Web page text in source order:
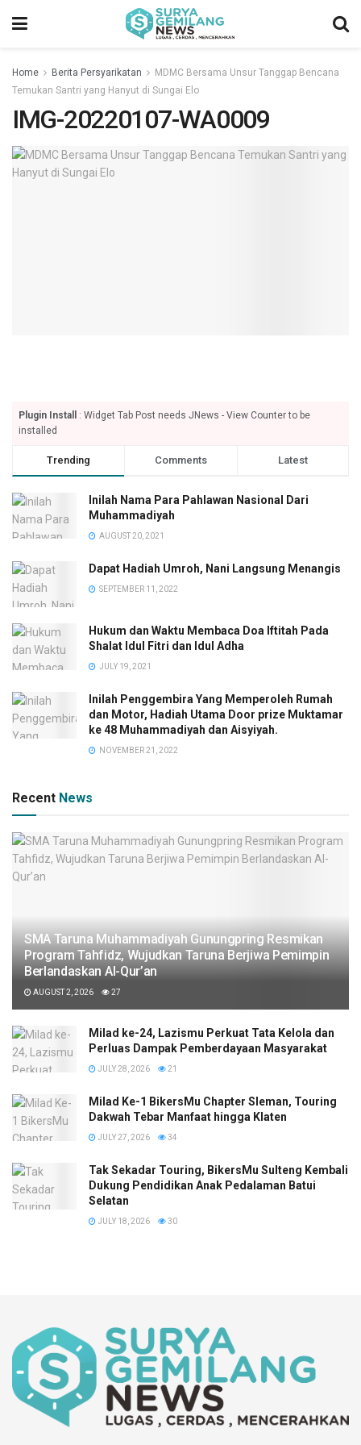
Home Berita Persyarikatan
MDMC Bersama Unsur Tanggap Bencana
Temukan Santri yang Hanyut di Sungai Elo
IMG-20220107-WA0009
Plugin Install
: Widget Tab Post needs JNews - View Counter to be
installed
Trending Comments Latest
Inilah Nama Para Pahlawan Nasional Dari
Muhammadiyah
AUGUST 20, 2021
Dapat Hadiah Umroh, Nani Langsung Menangis
SEPTEMBER 11, 2022
Hukum dan Waktu Membaca Doa Iftitah Pada
Shalat Idul Fitri dan Idul Adha
JULY 19, 2021
Inilah Penggembira Yang Memperoleh Rumah
dan Motor, Hadiah Utama Door prize Muktamar
ke 48 Muhammadiyah dan Aisyiyah.
NOVEMBER 21, 2022
Recent News
SMA Taruna Muhammadiyah Gunungpring Resmikan
Program Tahfidz, Wujudkan Taruna Berjiwa Pemimpin
Berlandaskan Al-Qur’an
AUGUST 2, 2026 27
Milad ke-24, Lazismu Perkuat Tata Kelola dan
Perluas Dampak Pemberdayaan Masyarakat
JULY 28, 2026 21
Milad Ke-1 BikersMu Chapter Sleman, Touring
Dakwah Tebar Manfaat hingga Klaten
JULY 27, 2026 34
Tak Sekadar Touring, BikersMu Sulteng Kembali
Dukung Pendidikan Anak Pedalaman Batui
Selatan
JULY 18, 2026 30